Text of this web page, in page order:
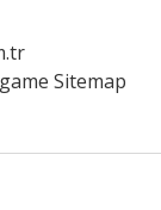
Sitemap